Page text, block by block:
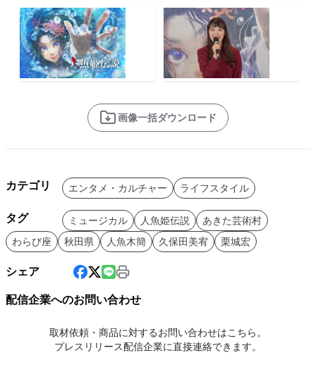
画像一括ダウンロード
カテゴリ エンタメ・カルチャー ライフスタイル
タグ ミュージカル 人魚姫伝説
あきた芸術村
わらび座
秋田県 人魚木簡 久保田美宥 栗城宏
シェア
配信企業へのお問い合わせ
取材依頼・商品に対するお問い合わせはこちら。
プレスリリース配信企業に直接連絡できます。